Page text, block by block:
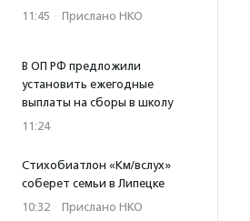
11:45 · Прислано НКО
В ОП РФ предложили
установить ежегодные
выплаты на сборы в школу
11:24
Стихобиатлон «Км/вслух»
соберет семьи в Липецке
10:32 · Прислано НКО